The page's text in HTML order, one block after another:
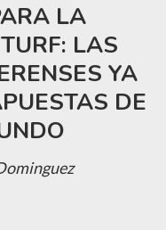
LA
LAS
YA
DE